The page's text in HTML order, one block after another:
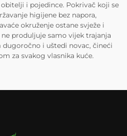
i pojedince. Pokrivač koji se
higijene bez napora,
okruženje ostane svježe i
produljuje samo vijek trajanja
dugoročno i uštedi novac, čineći
za svakog vlasnika kuće.